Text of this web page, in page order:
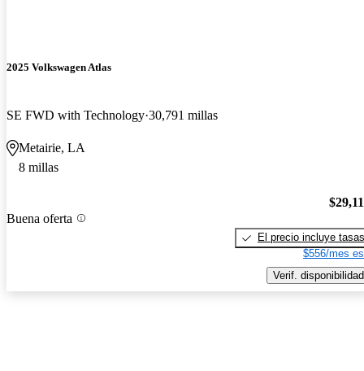
2025 Volkswagen Atlas
SE FWD with Technology 30,791 millas
Metairie, LA
8 millas
Buena oferta
El precio incluye tasas
$556/mes
Verif. disponibilidad